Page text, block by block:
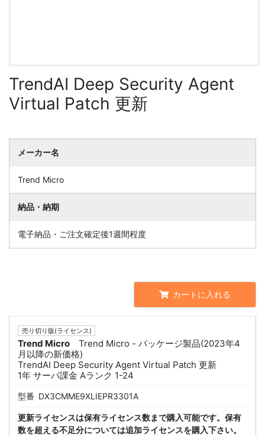
TrendAI Deep Security Agent
Virtual Patch 更新
メーカー名
Trend Micro
納品・納期
電子納品・ご注文確定後1週間程度
カートに入れる
売り切り版(ライセンス)
Trend Micro
Trend Micro - パッケージ製品(2023年4
月以降の新価格)
TrendAI Deep Security Agent Virtual Patch 更新
1年 サーバ課金 Aランク 1-24
型番 DX3CMME9XLIEPR3301A
更新ライセンスは保有ライセンス数まで購入可能です。保有
数を超える不足分については追加ライセンスを購入下さい。